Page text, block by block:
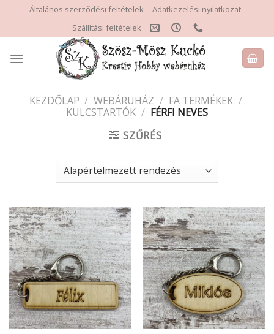
content
Általános szerződési feltételek
Adatkezelési nyilatkozat
Szállítási feltételek
KEZDŐLAP / WEBÁRUHÁZ / FA TERMÉKEK /
KULCSTARTÓK / FÉRFI NEVES
SZŰRÉS